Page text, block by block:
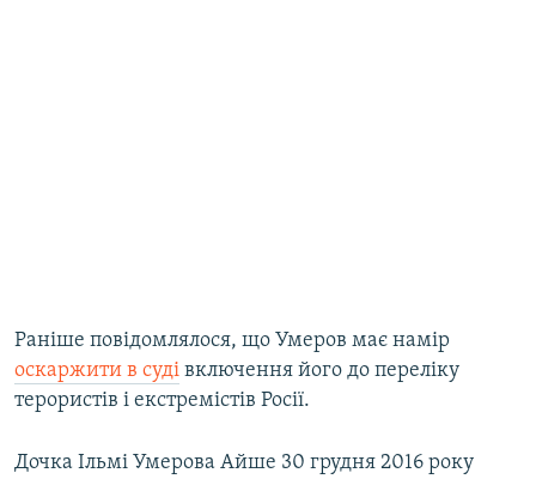
Раніше повідомлялося, що Умеров має намір
оскаржити в суді включення його до переліку
терористів і екстремістів Росії.
Дочка Ільмі Умерова Айше 30 грудня 2016 року